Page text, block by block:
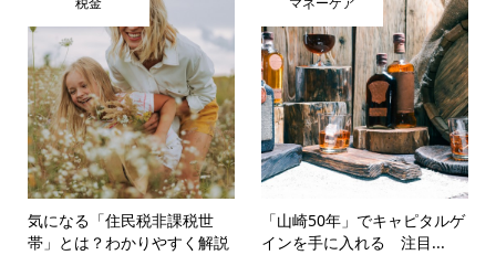
気になる「住民税非課税世
帯」とは？わかりやすく解説
「山崎50年」でキャピタルゲ
インを手に入れる 注目...